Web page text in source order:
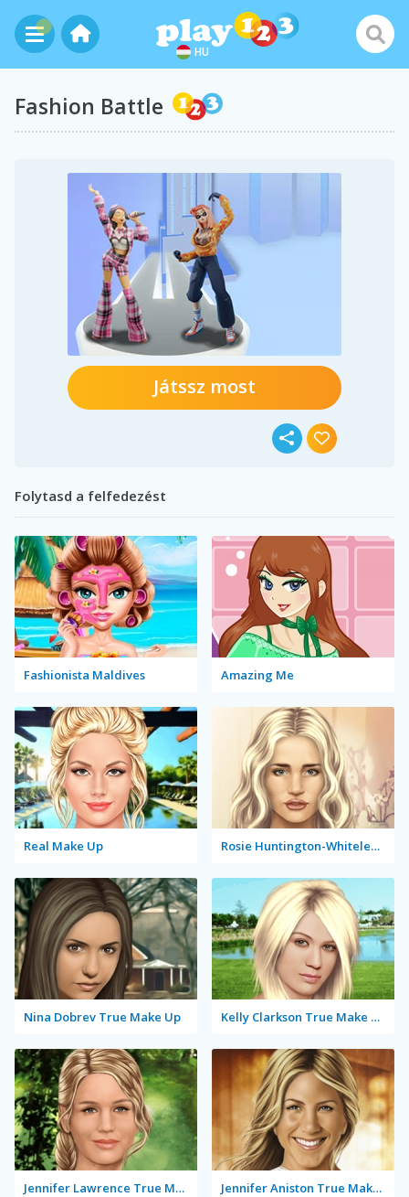
HU
Fashion Battle
Játssz most
Folytasd a felfedezést
Fashionista Maldives Amazing Me
Real Make Up Rosie Huntington-Whiteley True Make Up
Nina Dobrev True Make Up Kelly Clarkson True Make Up
Jennifer Lawrence True Make Up Jennifer Aniston True Make Up